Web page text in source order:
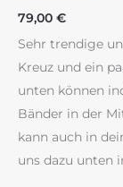
79,00 €
Sehr trendige
Kreuz und ein
unten können
Bänder in der
kann auch in
uns dazu unten